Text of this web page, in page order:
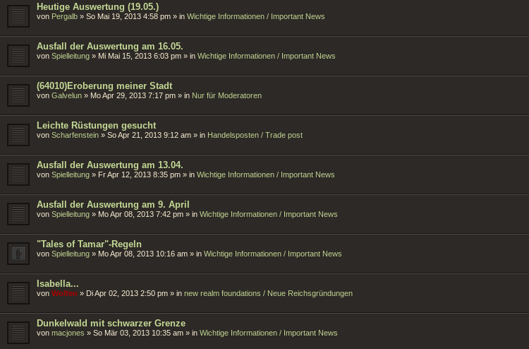
Heutige Auswertung (19.05.)
von Pergalb » So Mai 19, 2013 4:58 pm » in Wichtige Informationen / Important News
Ausfall der Auswertung am 16.05.
von Spielleitung » Mi Mai 15, 2013 6:03 pm » in Wichtige Informationen / Important News
(64010)Eroberung meiner Stadt
von Galvelun » Mo Apr 29, 2013 7:17 pm » in Nur für Moderatoren
Leichte Rüstungen gesucht
von Scharfenstein » So Apr 21, 2013 9:12 am » in Handelsposten / Trade post
Ausfall der Auswertung am 13.04.
von Spielleitung » Fr Apr 12, 2013 8:35 pm » in Wichtige Informationen / Important News
Ausfall der Auswertung am 9. April
von Spielleitung » Mo Apr 08, 2013 7:42 pm » in Wichtige Informationen / Important News
"Tales of Tamar"-Regeln
von Spielleitung » Mo Apr 08, 2013 10:16 am » in Wichtige Informationen / Important News
Isabella...
von Wolfen » Di Apr 02, 2013 2:50 pm » in new realm foundations / Neue Reichsgründungen
Dunkelwald mit schwarzer Grenze
von macjones » So Mär 03, 2013 10:35 am » in Wichtige Informationen / Important News